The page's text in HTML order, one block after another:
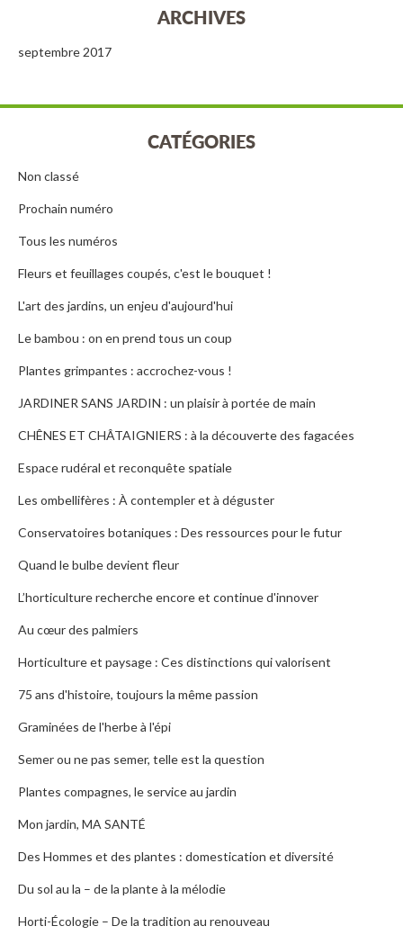
ARCHIVES
septembre 2017
CATÉGORIES
Non classé
Prochain numéro
Tous les numéros
Fleurs et feuillages coupés, c'est le bouquet !
L'art des jardins, un enjeu d'aujourd'hui
Le bambou : on en prend tous un coup
Plantes grimpantes : accrochez-vous !
JARDINER SANS JARDIN : un plaisir à portée de main
CHÊNES ET CHÂTAIGNIERS : à la découverte des fagacées
Espace rudéral et reconquête spatiale
Les ombellifères : À contempler et à déguster
Conservatoires botaniques : Des ressources pour le futur
Quand le bulbe devient fleur
L’horticulture recherche encore et continue d'innover
Au cœur des palmiers
Horticulture et paysage : Ces distinctions qui valorisent
75 ans d'histoire, toujours la même passion
Graminées de l'herbe à l'épi
Semer ou ne pas semer, telle est la question
Plantes compagnes, le service au jardin
Mon jardin, MA SANTÉ
Des Hommes et des plantes : domestication et diversité
Du sol au la – de la plante à la mélodie
Horti-Écologie – De la tradition au renouveau